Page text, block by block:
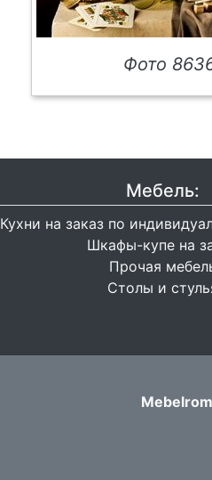
Фото
Мебель:
Кухни на заказ по
Шкафы-купе на
Прочая
Столы и